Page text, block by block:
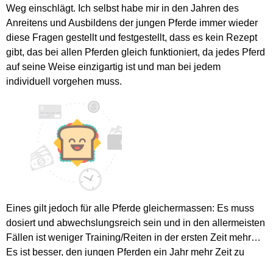
Weg einschlägt. Ich selbst habe mir in den Jahren des
Anreitens und Ausbildens der jungen Pferde immer wieder
diese Fragen gestellt und festgestellt, dass es kein Rezept
gibt, das bei allen Pferden gleich funktioniert, da jedes Pferd
auf seine Weise einzigartig ist und man bei jedem
individuell vorgehen muss.
Eines gilt jedoch für alle Pferde gleichermassen: Es muss
dosiert und abwechslungsreich sein und in den allermeisten
Fällen ist weniger Training/Reiten in der ersten Zeit mehr…
Es ist besser, den jungen Pferden ein Jahr mehr Zeit zu